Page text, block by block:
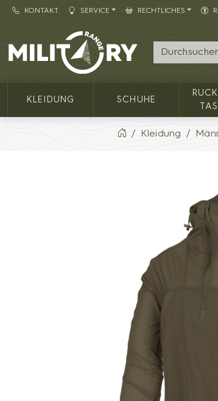
KONTAKT SERVICE RECHTLICHES
Army shop MILITARY RANGE
KLEIDUNG SCHUHE
Kleidung